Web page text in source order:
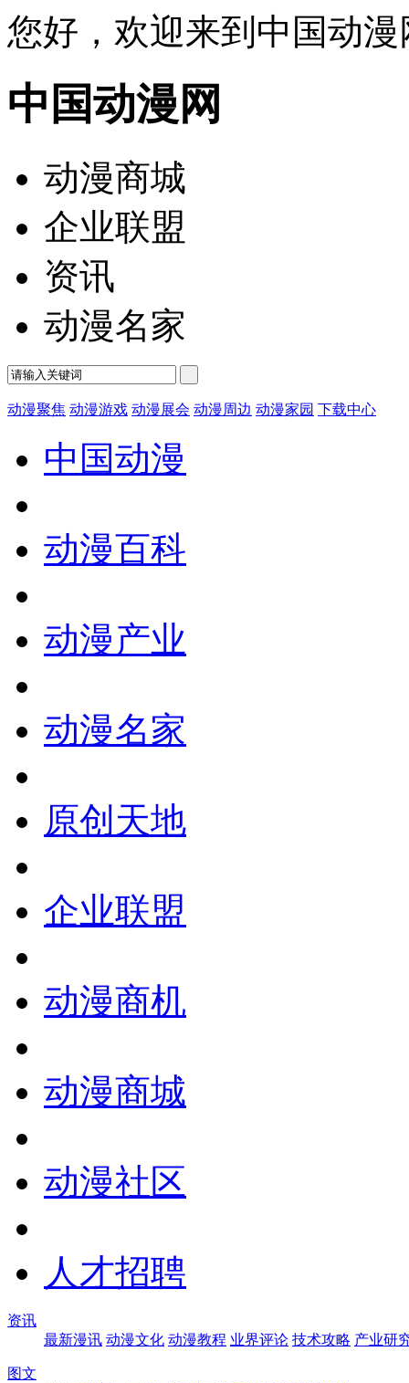
您好，欢迎来到中国动漫
中国动漫网
动漫商城
企业联盟
资讯
动漫名家
动漫聚焦 动漫游戏 动漫展会 动漫周边 动漫家园 下载中心
中国动漫
动漫百科
动漫产业
动漫名家
原创天地
企业联盟
动漫商机
动漫商城
动漫社区
人才招聘
资讯
最新漫讯 动漫文化 动漫教程 业界评论 技术攻略 产业研
图文